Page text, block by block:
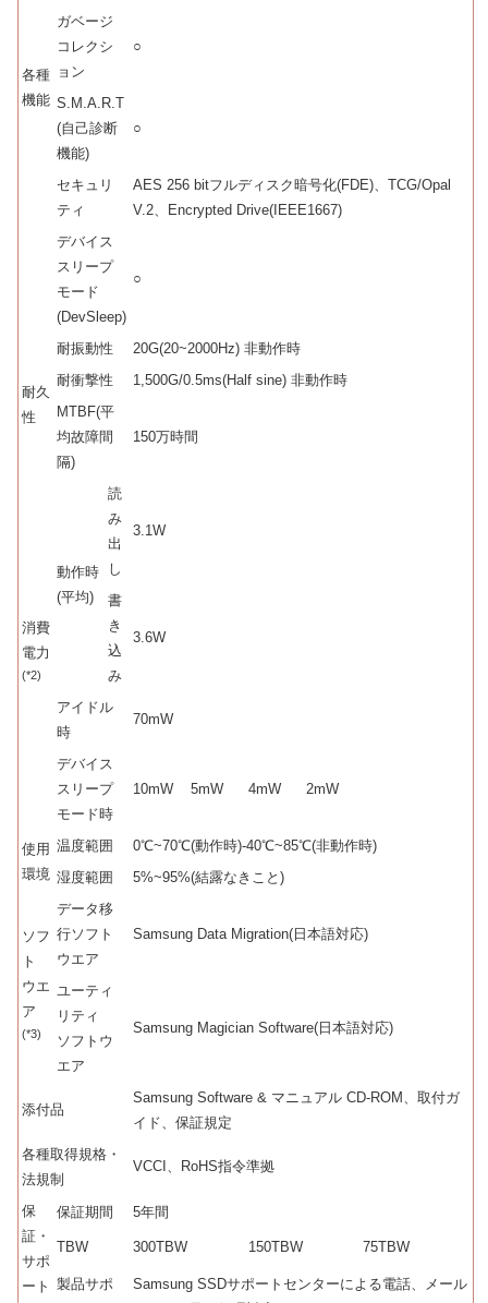
各種
機能
ガベージ
コレクシ
ョン
○
S.M.A.R.T
(自己診断
機能)
○
セキュリ
ティ
AES 256 bitフルディスク暗号化(FDE)、TCG/Opal
V.2、Encrypted Drive(IEEE1667)
デバイス
スリープ
モード
(DevSleep)
○
耐久
性
耐振動性
20G(20~2000Hz) 非動作時
耐衝撃性
1,500G/0.5ms(Half sine) 非動作時
MTBF(平
均故障間
隔)
150万時間
消費
電力
(*2)
動作時
(平均)
読
み
出
し
3.1W
書
き
込
み
3.6W
アイドル
時
70mW
デバイス
スリープ
モード時
10mW 5mW 4mW 2mW
使用
環境
温度範囲
0℃~70℃(動作時)-40℃~85℃(非動作時)
湿度範囲
5%~95%(結露なきこと)
ソフ
ト
ウエ
ア
(*3)
データ移
行ソフト
ウエア
Samsung Data Migration(日本語対応)
ユーティ
リティ
ソフトウ
エア
Samsung Magician Software(日本語対応)
添付品
Samsung Software & マニュアル CD-ROM、取付ガ
イド、保証規定
各種取得規格・
法規制
VCCI、RoHS指令準拠
保
証・
サポ
ート
保証期間 5年間
TBW 300TBW 150TBW 75TBW
製品サポ
Samsung SSDサポートセンターによる電話、メール